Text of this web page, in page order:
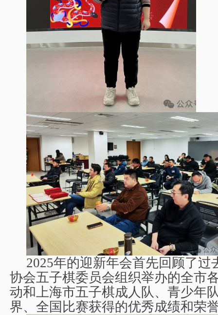
2025年的迎新年会首先回顾了过
协会五子棋委员会组织举办的全市
动和上海市五子棋成人队、青少年
界、全国比赛获得的优秀成绩和荣